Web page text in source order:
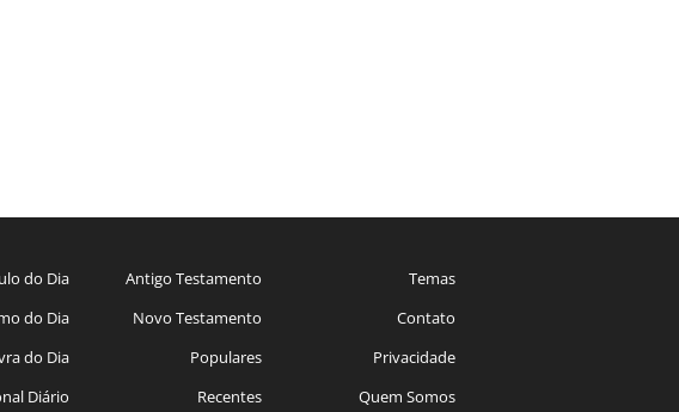
do Dia
do Dia
do Dia
Diário
Antigo Testamento
Novo Testamento
Populares
Recentes
Temas
Contato
Privacidade
Quem Somos